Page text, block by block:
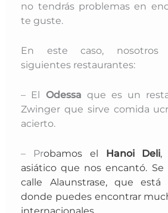
no tendrás problemas en
te guste.
En este caso, nosotros
siguientes restaurantes:
– El Odessa que es un
Zwinger que sirve comida
acierto.
– Probamos el Hanoi Deli,
asiático que nos encantó.
calle Alaunstrase, que
donde puedes encontrar